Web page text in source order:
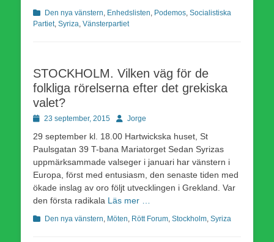
Kategorier
Den nya vänstern Enhedslisten Podemos Socialistiska
Partiet, Syriza Vänsterpartiet
STOCKHOLM. Vilken väg för de
folkliga rörelserna efter det grekiska
valet?
Publicerad
23 september, 2015 Författare
Jorge
29 september kl. 18.00 Hartwickska huset, St
Paulsgatan 39 T-bana Mariatorget Sedan Syrizas
uppmärksammade valseger i januari har vänstern i
Europa, först med entusiasm, den senaste tiden med
ökade inslag av oro följt utvecklingen i Grekland. Var
den första radikala Läs mer …
Kategorier
Den nya vänstern Möten Rött Forum Stockholm Syriza